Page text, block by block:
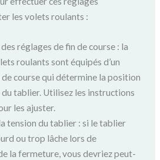
les volets roulants :
réglages de fin de course : la
roulants sont équipés d’un
course qui détermine la position
du tablier. Utilisez les instructions
les ajuster.
tension du tablier : si le tablier
ou trop lâche lors de
la fermeture, vous devriez peut-